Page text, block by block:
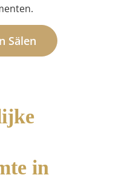
Sälen
in